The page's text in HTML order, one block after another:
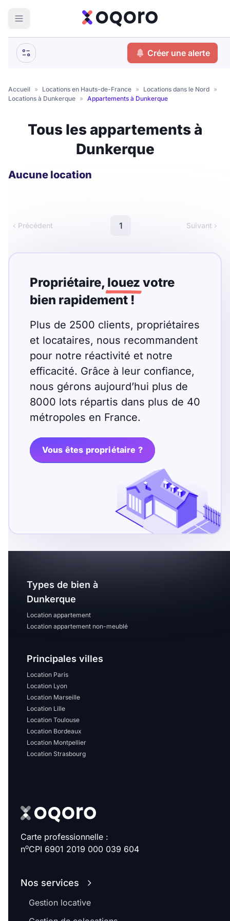
Votre
Que recherchez-vous ?
Logement entier
Coliving
Résidence étudiante
€
Nombre de pièces
Studio T1 T1 bis
T3 T4 T5
T7 T8 T9
T11 T12
T14 T15
Nombre de chambres
disponibles
Espaces additionnels
Sélectionner...
Équipements des parties
communes
Disponible à partir du
Promotions
Mettre en avant les
recherche
Créer une alerte
Accueil » Locations en Hauts-de-France » Locations dans le Nord »
Locations à Dunkerque » Appartements à Dunkerque
Tous les appartements à
Dunkerque
Aucune location
‹ Précédent 1 Suivant ›
Propriétaire, louez votre
bien rapidement !
Plus de 2500 clients, propriétaires
et locataires, nous recommandent
pour notre réactivité et notre
efficacité. Grâce à leur confiance,
nous gérons aujourd’hui plus de
8000 lots répartis dans plus de 40
métropoles en France.
Vous êtes propriétaire ?
Types de bien à
Dunkerque
Location appartement
Location appartement non-meublé
Principales villes
Location Paris
Location Lyon
Location Marseille
Location Lille
Location Toulouse
Location Bordeaux
Location Montpellier
Location Strasbourg
Carte professionnelle :
noCPI 6901 2019 000 039 604
Nos services
Gestion locative